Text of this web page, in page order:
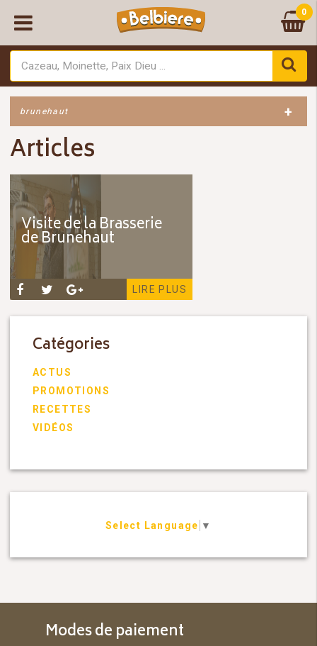
0
brunehaut +
Articles
Visite de la Brasserie
de Brunehaut
LIRE PLUS
Catégories
ACTUS
PROMOTIONS
RECETTES
VIDÉOS
Select Language ▼
Modes de paiement